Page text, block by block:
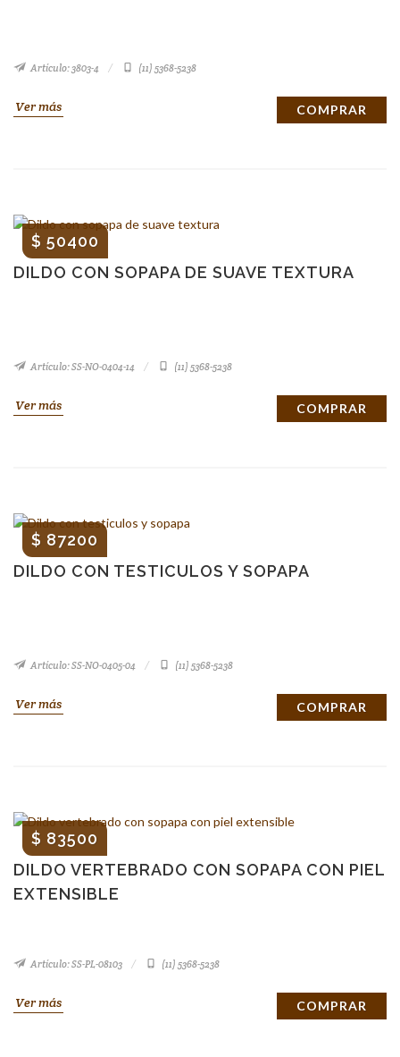
Artículo: 3803-4 (11) 5368-5238
Ver más COMPRAR
DILDO CON SOPAPA DE SUAVE TEXTURA
$ 50400
Artículo: SS-NO-0404-14 (11) 5368-5238
Ver más COMPRAR
DILDO CON TESTICULOS Y SOPAPA
$ 87200
Artículo: SS-NO-0405-04 (11) 5368-5238
Ver más COMPRAR
DILDO VERTEBRADO CON SOPAPA CON PIEL
EXTENSIBLE
$ 83500
Artículo: SS-PL-08103 (11) 5368-5238
Ver más COMPRAR